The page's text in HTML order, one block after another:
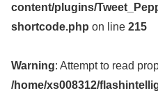
content/plugins/
shortcode.php on line 215
Warning: Attempt to read
/home/xs008312/